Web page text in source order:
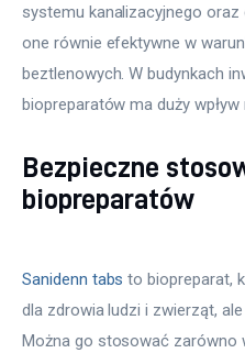
systemu kanalizacyjnego
one równie efektywne w
beztlenowych. W budynkach
biopreparatów ma duży
Bezpieczne
biopreparatów
Sanidenn tabs to biopreparat,
dla zdrowia ludzi i zwierząt,
Można go stosować zarówno